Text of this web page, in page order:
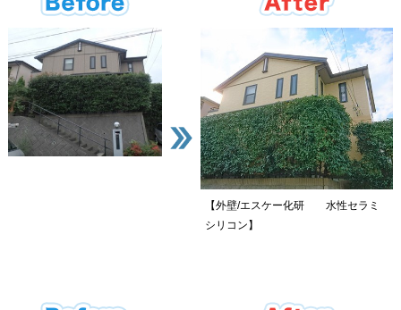
【外壁/エスケー化研 水性セラミ
シリコン】